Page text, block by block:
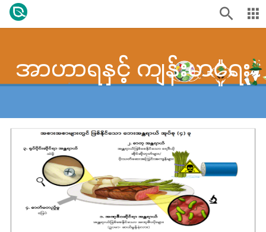
အာဟာရနှင့် ကျန်းမာရေး